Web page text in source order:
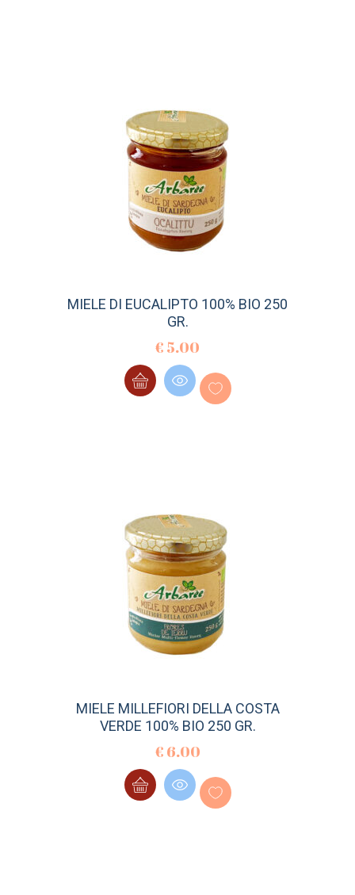
MIELE DI EUCALIPTO 100% BIO 250
GR.
€ 5.00
MIELE MILLEFIORI DELLA COSTA
VERDE 100% BIO 250 GR.
€ 6.00